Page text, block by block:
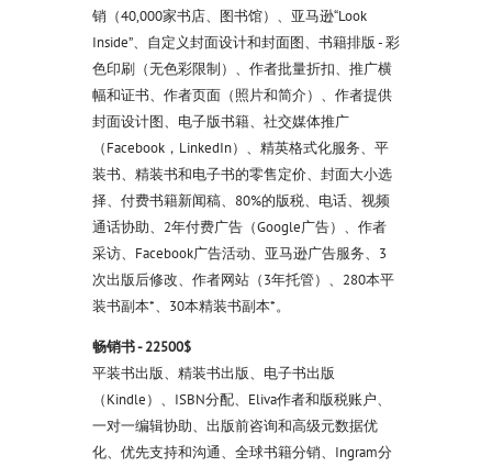
销（40,000家书店、图书馆）、亚马逊“Look
Inside”、自定义封面设计和封面图、书籍排版 - 彩
色印刷（无色彩限制）、作者批量折扣、推广横
幅和证书、作者页面（照片和简介）、作者提供
封面设计图、电子版书籍、社交媒体推广
（Facebook，LinkedIn）、精英格式化服务、平
装书、精装书和电子书的零售定价、封面大小选
择、付费书籍新闻稿、80%的版税、电话、视频
通话协助、2年付费广告（Google广告）、作者
采访、Facebook广告活动、亚马逊广告服务、3
次出版后修改、作者网站（3年托管）、280本平
装书副本*、30本精装书副本*。
畅销书 - 22500$
平装书出版、精装书出版、电子书出版
（Kindle）、ISBN分配、Eliva作者和版税账户、
一对一编辑协助、出版前咨询和高级元数据优
化、优先支持和沟通、全球书籍分销、Ingram分